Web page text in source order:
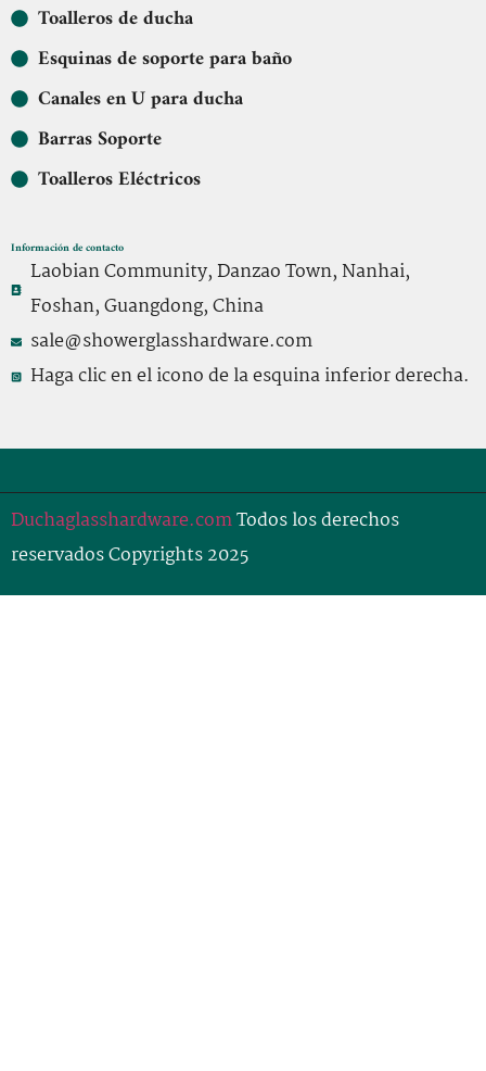
Toalleros de ducha
Esquinas de soporte para baño
Canales en U para ducha
Barras Soporte
Toalleros Eléctricos
Información de contacto
Laobian Community, Danzao Town, Nanhai,
Foshan, Guangdong, China
sale@showerglasshardware.com
Haga clic en el icono de la esquina inferior derecha.
Duchaglasshardware.comTodos los derechos
reservados Copyrights 2025